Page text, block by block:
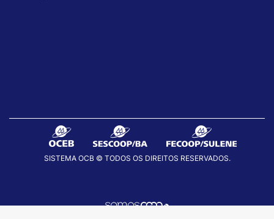
SISTEMA OCB © TODOS OS DIREITOS RESERVADOS.